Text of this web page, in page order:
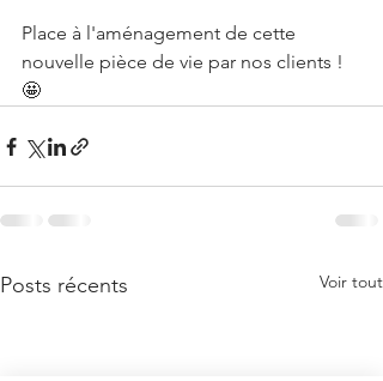
Place à l'aménagement de cette
nouvelle pièce de vie par nos clients !
🤩
Posts récents Voir tout